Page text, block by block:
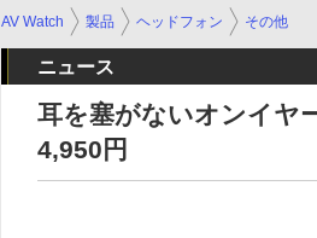
AV Watch 製品 ヘッドフォン その他
ニュース
耳を塞がないオンイヤ
4,950円